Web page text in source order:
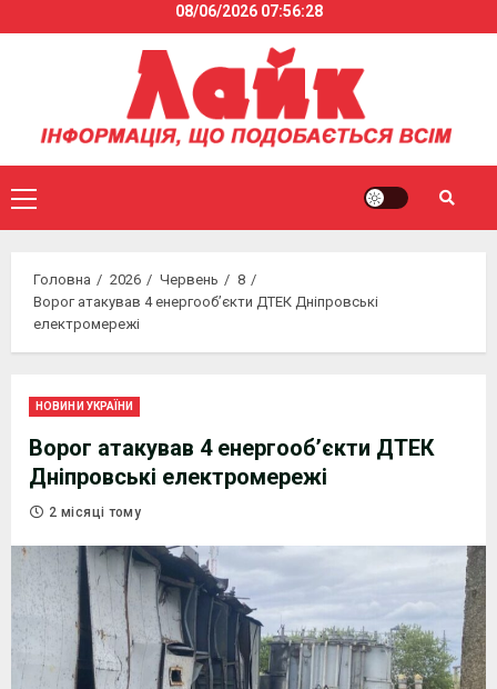
to
08/06/2026 07:56:28
Primary
Menu
Головна 2026 Червень
8
Ворог атакував 4 енергооб’єкти ДТЕК Дніпровські
електромережі
НОВИНИ УКРАЇНИ
Ворог атакував 4 енергооб’єкти ДТЕК
Дніпровські електромережі
2 місяці тому